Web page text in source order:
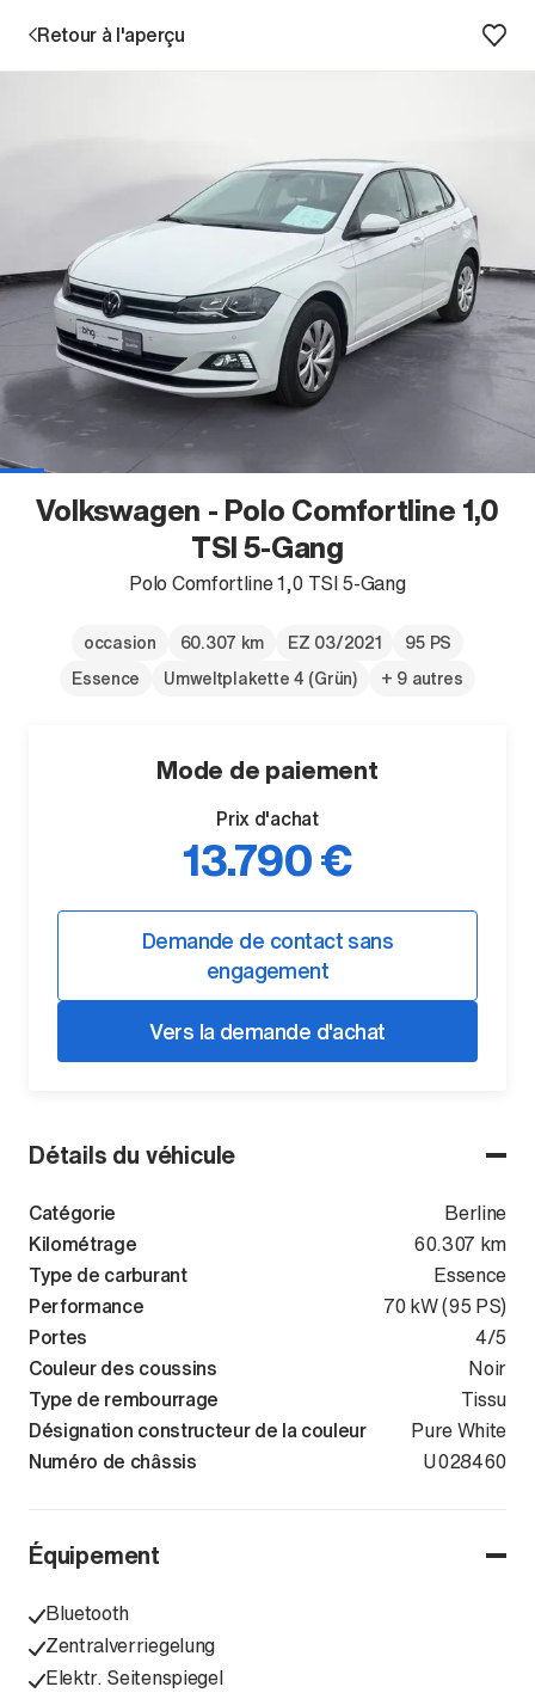
Succursales
Recherche d'un véhicule
Entreprise & Carrière
Retour à l'aperçu
Détails du véhicule
Catégorie
Berline
Kilométrage
60.307 km
Type de carburant
Essence
Performance
70 kW (95 PS)
Portes
4/5
Couleur des coussins
Noir
Type de rembourrage
Tissu
Désignation constructeur de la couleur
Pure White
Numéro de châssis
U028460
Équipement
Bluetooth
Zentralverriegelung
Elektr. Seitenspiegel
Volkswagen - Polo Comfortline 1,0
TSI 5-Gang
Polo Comfortline 1,0 TSI 5-Gang
occasion 60.307 km EZ 03/2021
95 PS
Essence
Umweltplakette 4 (Grün) + 9 autres
Mode de paiement
Prix d'achat
13.790 €
Demande de contact sans
engagement
Vers la demande d'achat